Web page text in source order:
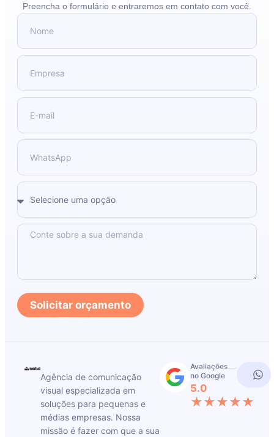
Preencha o formulário e entraremos em contato com você.
Solicitar orçamento
Agência de comunicação
visual especializada em
soluções para pequenas e
médias empresas. Nossa
missão é fazer com que a sua
Avaliações
no Google
5.0
★★★★★